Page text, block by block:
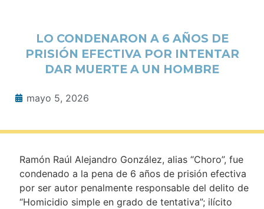
LO CONDENARON A 6 AÑOS DE
PRISIÓN EFECTIVA POR INTENTAR
DAR MUERTE A UN HOMBRE
mayo 5, 2026
Ramón Raúl Alejandro González, alias “Choro”, fue
condenado a la pena de 6 años de prisión efectiva
por ser autor penalmente responsable del delito de
“Homicidio simple en grado de tentativa”; ilícito